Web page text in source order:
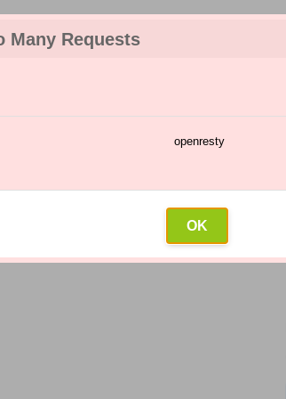
Many Requests
openresty
OK